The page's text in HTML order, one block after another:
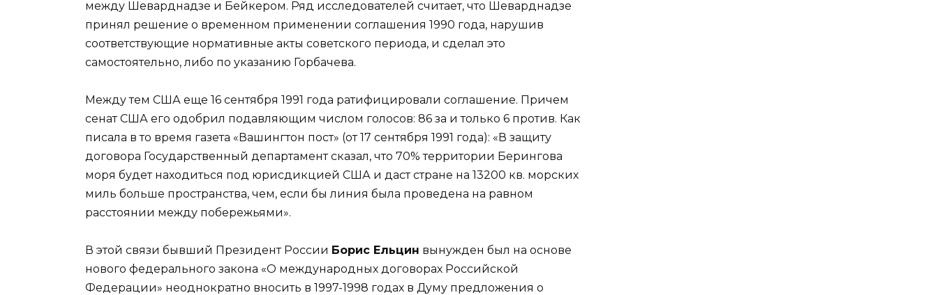
между Шеварднадзе и Бейкером. Ряд исследователей считает, что Шеварднадзе
принял решение о временном применении соглашения 1990 года, нарушив
соответствующие нормативные акты советского периода, и сделал это
самостоятельно, либо по указанию Горбачева.
Между тем США еще 16 сентября 1991 года ратифицировали соглашение. Причем
сенат США его одобрил подавляющим числом голосов: 86 за и только 6 против. Как
писала в то время газета «Вашингтон пост» (от 17 сентября 1991 года): «В защиту
договора Государственный департамент сказал, что 70% территории Берингова
моря будет находиться под юрисдикцией США и даст стране на 13200 кв. морских
миль больше пространства, чем, если бы линия была проведена на равном
расстоянии между побережьями».
В этой связи бывший Президент России Борис Ельцин вынужден был на основе
нового федерального закона «О международных договорах Российской
Федерации» неоднократно вносить в 1997-1998 годах в Думу предложения о